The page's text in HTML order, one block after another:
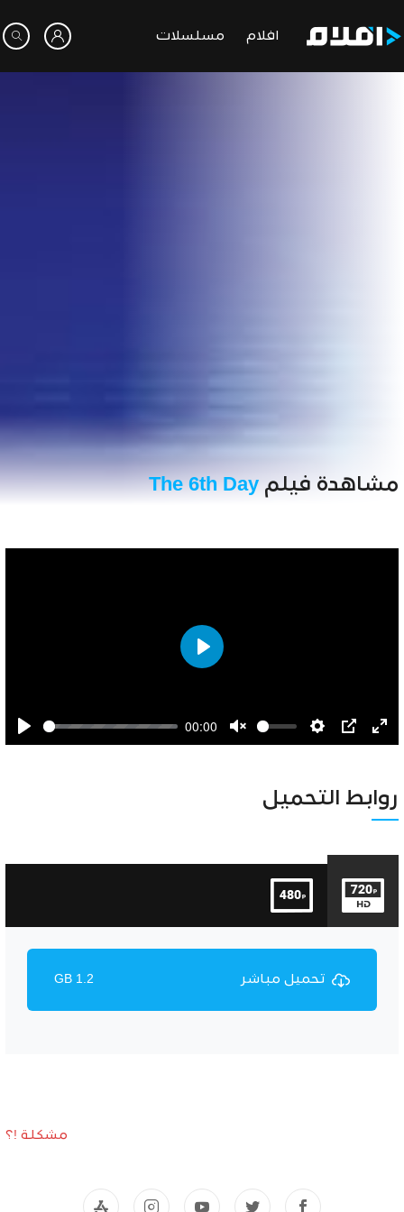
افلام مسلسلات
مشاهدة فيلم The 6th Day
Play
00:00
Unmute
Settings
PIP
Play
روابط التحميل
تحميل مباشر 1.2 GB
مشكلة !؟